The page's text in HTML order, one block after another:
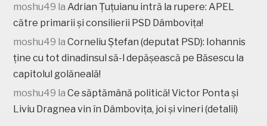
moshu49 la Adrian Țuțuianu intră la rupere: APEL
către primarii și consilierii PSD Dâmbovița!
moshu49 laCorneliu Ștefan (deputat PSD): Iohannis
ține cu tot dinadinsul să-l depășească pe Băsescu la
capitolul golăneală!
moshu49 laCe săptămână politică! Victor Ponta și
Liviu Dragnea vin în Dâmbovița, joi și vineri (detalii)